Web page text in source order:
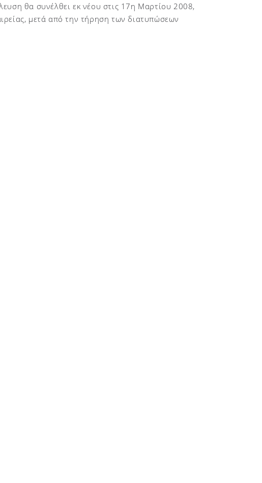
θα συνέλθει εκ νέου στις 17η Μαρτίου 2008,
μετά από την τήρηση των διατυπώσεων